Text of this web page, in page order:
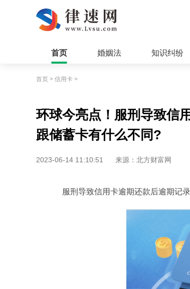
首页 婚姻法 知识纠纷
首页 > 信用卡 >
环球今亮点！服刑导致信
跟储蓄卡有什么不同?
2023-06-14 11:10:51 来源：北方财富网
服刑导致信用卡逾期还款后逾期记